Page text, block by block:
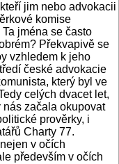
jim nebo advokacii
komise
jména se často
Překvapivě se
vzhledem k jeho
české advokacie
který byl ve
celých dvacet let,
začala okupovat
prověrky, i
Charty 77.
v očích
především v očích